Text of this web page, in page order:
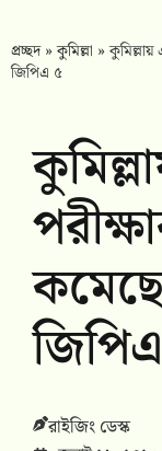
প্রচ্ছদ»কুমিল্লা »
জিপিএ ৫
রাইজিং ডেস্ক